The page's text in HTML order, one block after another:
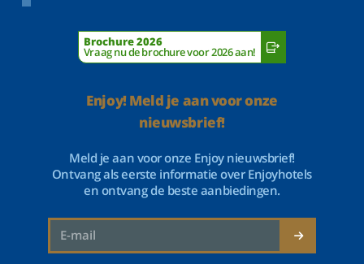
Brochure 2026
Vraag nu de brochure voor 2026 aan!
Enjoy! Meld je aan voor onze
nieuwsbrief!
Meld je aan voor onze Enjoy nieuwsbrief!
Ontvang als eerste informatie over Enjoyhotels
en ontvang de beste aanbiedingen.